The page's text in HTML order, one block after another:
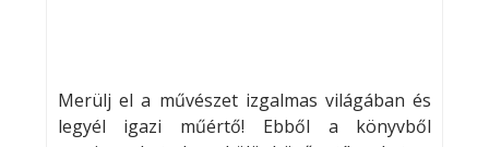
Merülj el a művészet izgalmas világában és
legyél igazi műértő! Ebből a könyvből